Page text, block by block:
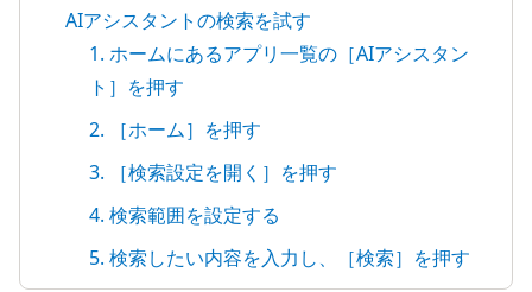
AIアシスタントの検索を試す
1. ホームにあるアプリ一覧の［AIアシスタン
ト］を押す
2. ［ホーム］を押す
3. ［検索設定を開く］を押す
4. 検索範囲を設定する
5. 検索したい内容を入力し、［検索］を押す